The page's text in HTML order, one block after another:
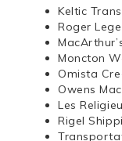
Keltic
Roger
Moncton
Omista
Owens
Les
Rigel